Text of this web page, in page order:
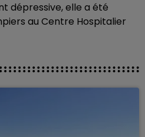
dépressive, elle a été
au Centre Hospitalier